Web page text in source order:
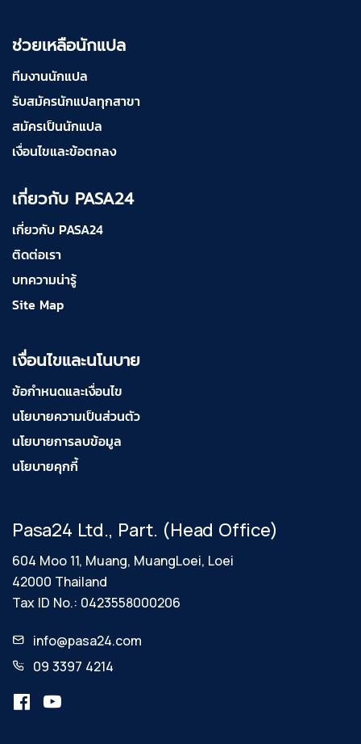
ช่วยเหลือนักแปล
ทีมงานนักแปล
รับสมัครนักแปลทุกสาขา
สมัครเป็นนักแปล
เงื่อนไขและข้อตกลง
เกี่ยวกับ PASA24
เกี่ยวกับ PASA24
ติดต่อเรา
บทความน่ารู้
Site Map
เงื่อนไขและนโนบาย
ข้อกำหนดและเงื่อนไข
นโยบายความเป็นส่วนตัว
นโยบายการลบข้อมูล
นโยบายคุกกี้
Pasa24 Ltd., Part. (Head Office)
604 Moo 11, Muang, MuangLoei, Loei
42000 Thailand
Tax ID No.: 0423558000206
info@pasa24.com
09 3397 4214